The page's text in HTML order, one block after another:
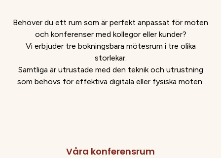
Behöver du ett rum som är perfekt anpassat för möten
och konferenser med kollegor eller kunder?
Vi erbjuder tre bokningsbara mötesrum i tre olika
storlekar.
Samtliga är utrustade med den teknik och utrustning
som behövs för effektiva digitala eller fysiska möten.
Våra konferensrum